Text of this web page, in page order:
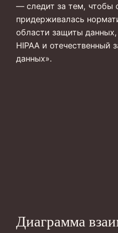
— следит за тем, чтобы
придерживалась
области защиты данных,
HIPAA и отечественный
данных».
Диаграмма